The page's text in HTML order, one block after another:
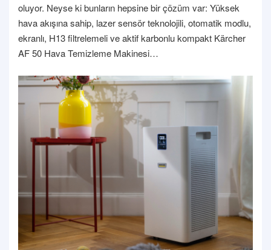
oluyor. Neyse ki bunların hepsine bir çözüm var: Yüksek
hava akışına sahip, lazer sensör teknolojili, otomatik modlu,
ekranlı, H13 filtrelemeli ve aktif karbonlu kompakt Kärcher
AF 50 Hava Temizleme Makinesi…